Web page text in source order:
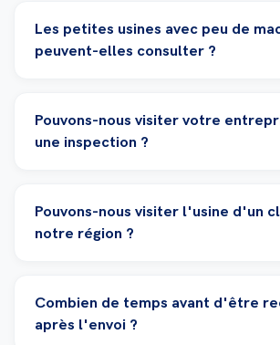
Les petites usines avec peu de
peuvent-elles consulter ?
Pouvons-nous visiter votre
une inspection ?
Pouvons-nous visiter l'usine d'un
notre région ?
Combien de temps avant d'être
après l'envoi ?